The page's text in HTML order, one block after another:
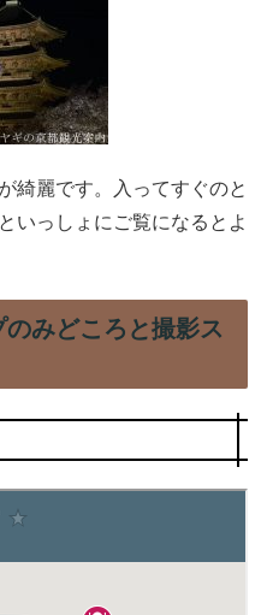
綺麗です。入ってすぐのと
いっしょにご覧になるとよ
みどころと撮影ス